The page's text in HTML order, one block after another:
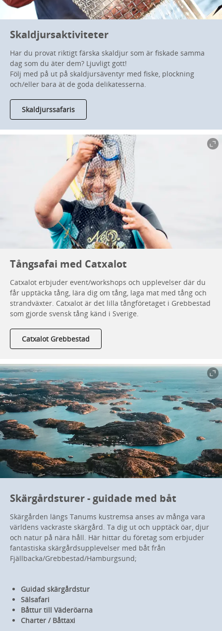
Skaldjursaktiviteter
Har du provat riktigt färska skaldjur som är fiskade samma
dag som du äter dem? Ljuvligt gott!
Följ med på ut på skaldjursäventyr med fiske, plockning
och/eller bara ät de goda delikatesserna.
Skaldjurssafaris
Tångsafai med Catxalot
Catxalot erbjuder event/workshops och upplevelser där du
får upptäcka tång, lära dig om tång, laga mat med tång och
strandväxter. Catxalot är det lilla tångföretaget i Grebbestad
som gjorde svensk tång känd i Sverige.
Catxalot Grebbestad
Skärgårdsturer - guidade med båt
Skärgården längs Tanums kustremsa anses av många vara
världens vackraste skärgård. Ta dig ut och upptäck öar, djur
och natur på nära håll. Här hittar du företag som erbjuder
fantastiska skärgårdsupplevelser med båt från
Fjällbacka/Grebbestad/Hamburgsund;
Guidad skärgårdstur
Sälsafari
Båttur till Väderöarna
Charter / Båttaxi